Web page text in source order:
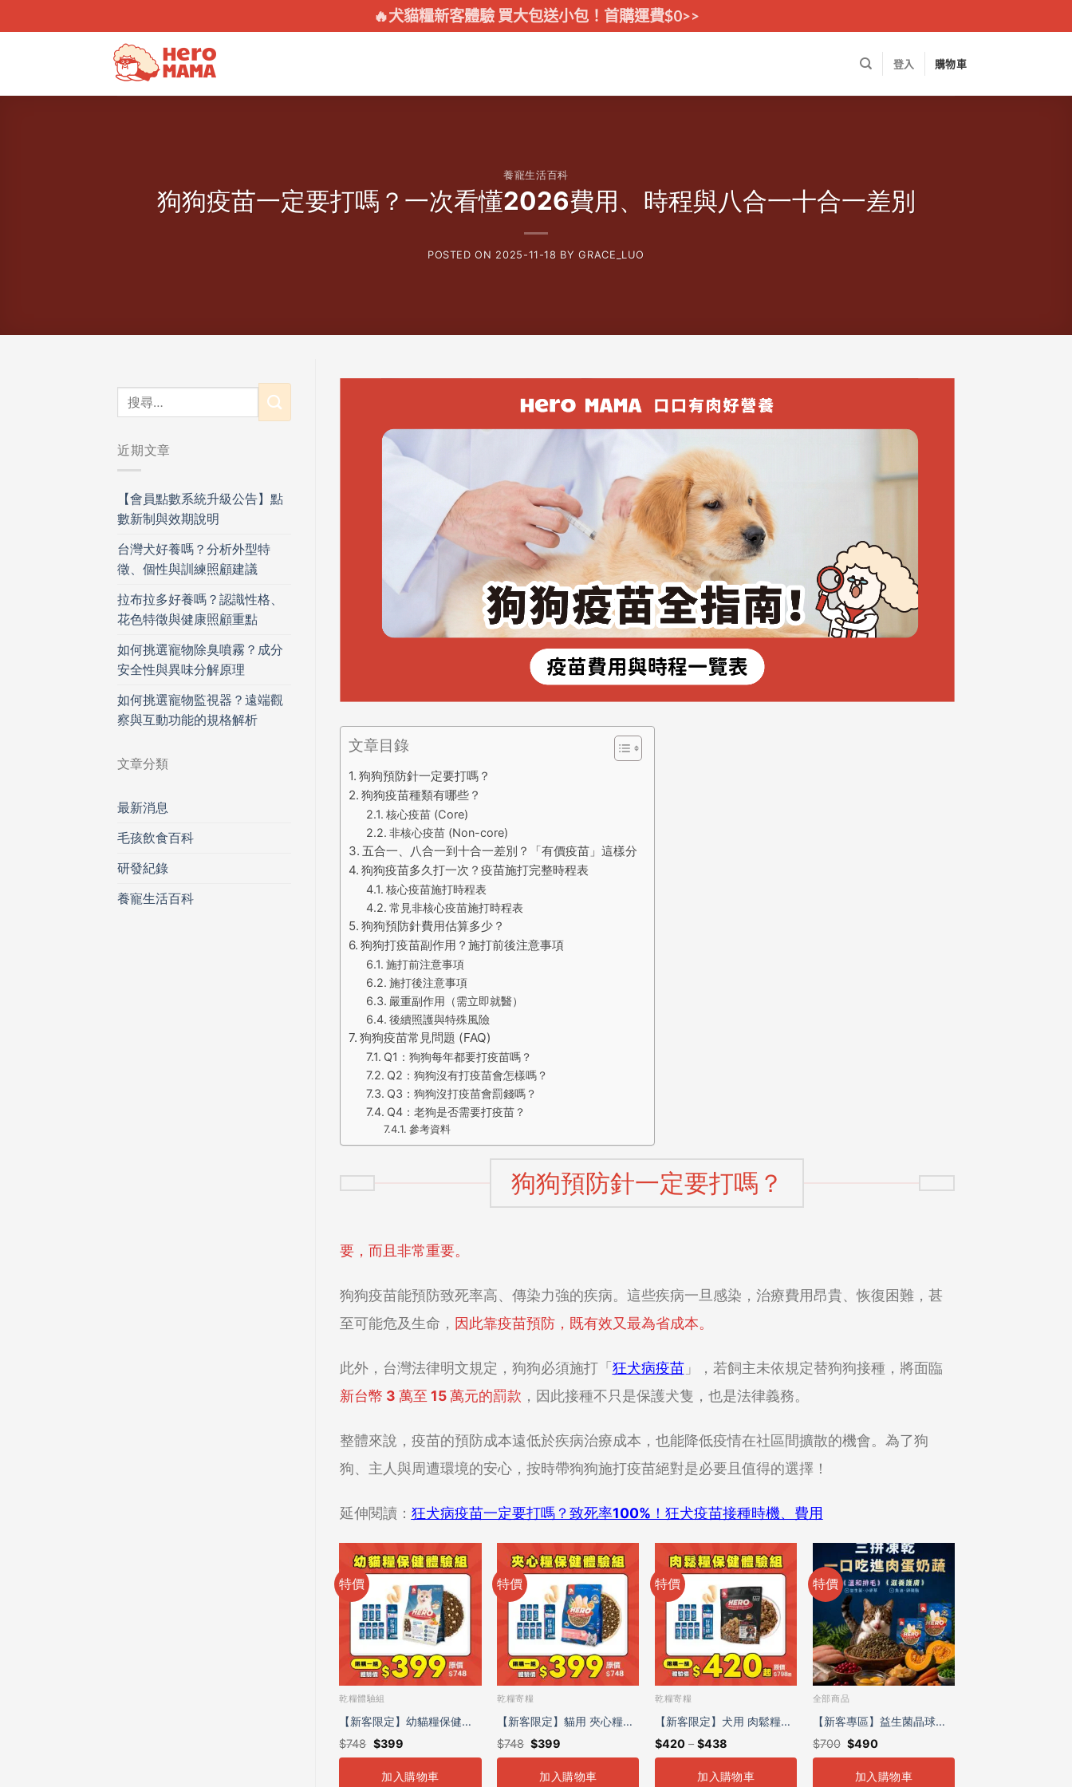
to
🔥犬貓糧新客體驗 買大包送小包！首購運費$0>>
登入 購物車
養寵生活百科
狗狗疫苗一定要打嗎？一次看懂2026費用、時程與八合一十合一差別
POSTED ON 2025-11-18 BYGRACE_LUO
近期文章
【會員點數系統升級公告】點
數新制與效期說明
台灣犬好養嗎？分析外型特
徵、個性與訓練照顧建議
拉布拉多好養嗎？認識性格、
花色特徵與健康照顧重點
如何挑選寵物除臭噴霧？成分
安全性與異味分解原理
如何挑選寵物監視器？遠端觀
察與互動功能的規格解析
文章分類
最新消息
毛孩飲食百科
研發紀錄
養寵生活百科
文章目錄
狗狗預防針一定要打嗎？
狗狗疫苗種類有哪些？
核心疫苗 (Core)
非核心疫苗 (Non-core)
五合一、八合一到十合一差別？「有價疫苗」這樣分
狗狗疫苗多久打一次？疫苗施打完整時程表
核心疫苗施打時程表
常見非核心疫苗施打時程表
狗狗預防針費用估算多少？
狗狗打疫苗副作用？施打前後注意事項
施打前注意事項
施打後注意事項
嚴重副作用（需立即就醫）
後續照護與特殊風險
狗狗疫苗常見問題 (FAQ)
Q1：狗狗每年都要打疫苗嗎？
Q2：狗狗沒有打疫苗會怎樣嗎？
Q3：狗狗沒打疫苗會罰錢嗎？
Q4：老狗是否需要打疫苗？
參考資料
狗狗預防針一定要打嗎？
要，而且非常重要。
狗狗疫苗能預防致死率高、傳染力強的疾病。這些疾病一旦感染，治療費用昂貴、恢復困難，甚
至可能危及生命， 因此靠疫苗預防，既有效又最為省成本。
此外，台灣法律明文規定，狗狗必須施打「 狂犬病疫苗」，若飼主未依規定替狗狗接種，將面臨
新台幣 3 萬至 15 萬元的罰款 ，因此接種不只是保護犬隻，也是法律義務。
整體來說，疫苗的預防成本遠低於疾病治療成本，也能降低疫情在社區間擴散的機會。為了狗
狗、主人與周遭環境的安心，按時帶狗狗施打疫苗絕對是必要且值得的選擇！
延伸閱讀： 狂犬病疫苗一定要打嗎？致死率100%！狂犬疫苗接種時機、費用
特價
乾糧體驗組
【新客限定】幼貓糧保健體
驗組
$748 $399
加入購物車
特價
乾糧寄糧
【新客限定】貓用 夾心糧保
健體驗組
$748 $399
加入購物車
特價
乾糧寄糧
【新客限定】犬用 肉鬆糧保
健體驗組
$420 –$438
加入購物車
特價
全部商品
【新客專區】益生菌晶球夾
心糧 (2入7折組) | 全齡貓適
$700 $490
加入購物車